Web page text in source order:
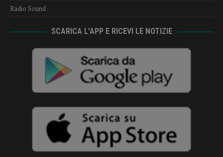
Radio Sound
SCARICA L’APP E RICEVI LE NOTIZIE